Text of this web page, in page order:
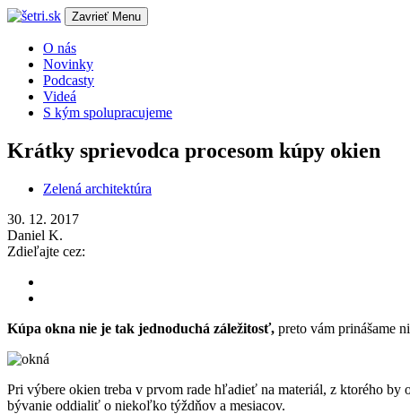
Zavrieť Menu
O nás
Novinky
Podcasty
Videá
S kým spolupracujeme
Krátky sprievodca procesom kúpy okien
Zelená architektúra
30. 12. 2017
Daniel K.
Zdieľajte cez:
Kúpa okna nie je tak jednoduchá záležitosť, preto vám prinášame
Pri výbere okien treba v prvom rade hľadieť na materiál, z ktorého
bývanie oddialiť o niekoľko týždňov a mesiacov.